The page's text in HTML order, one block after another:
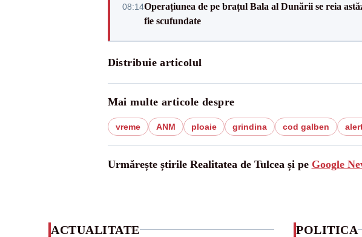
08:14Operațiunea de pe brațul Bala al Dunării se reia
fie scufundate
Distribuie articolul
Mai multe articole despre
vreme ANM ploaie grindina cod galben
Urmărește știrile Realitatea de Tulcea și pe Google
ACTUALITATE POLITICA